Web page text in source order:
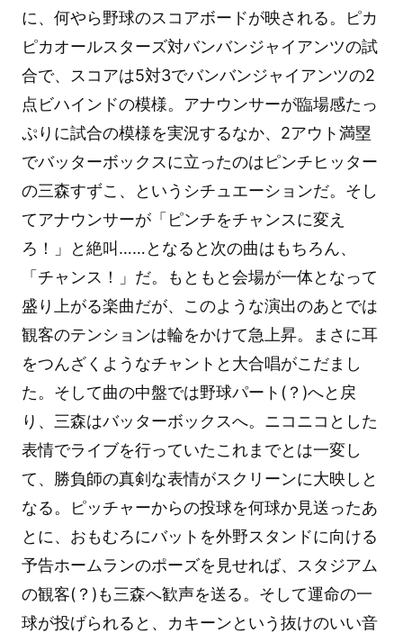
に、何やら野球のスコアボードが映される。ピカ
ピカオールスターズ対バンバンジャイアンツの試
合で、スコアは5対3でバンバンジャイアンツの2
点ビハインドの模様。アナウンサーが臨場感たっ
ぷりに試合の模様を実況するなか、2アウト満塁
でバッターボックスに立ったのはピンチヒッター
の三森すずこ、というシチュエーションだ。そし
てアナウンサーが「ピンチをチャンスに変え
ろ！」と絶叫……となると次の曲はもちろん、
「チャンス！」だ。もともと会場が一体となって
盛り上がる楽曲だが、このような演出のあとでは
観客のテンションは輪をかけて急上昇。まさに耳
をつんざくようなチャントと大合唱がこだまし
た。そして曲の中盤では野球パート(？)へと戻
り、三森はバッターボックスへ。ニコニコとした
表情でライブを行っていたこれまでとは一変し
て、勝負師の真剣な表情がスクリーンに大映しと
なる。ピッチャーからの投球を何球か見送ったあ
とに、おもむろにバットを外野スタンドに向ける
予告ホームランのポーズを見せれば、スタジアム
の観客(？)も三森へ歓声を送る。そして運命の一
球が投げられると、カキーンという抜けのいい音